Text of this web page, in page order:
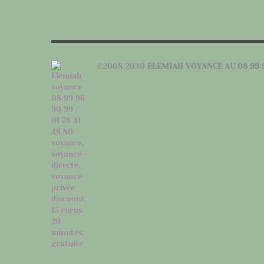
©2008/2030 ELEMIAH VOYANCE AU 08 99